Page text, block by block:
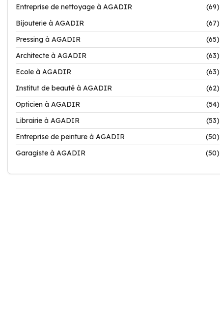
Entreprise de nettoyage à AGADIR
(69)
Bijouterie à AGADIR
(67)
Pressing à AGADIR
(65)
Architecte à AGADIR
(63)
Ecole à AGADIR
(63)
Institut de beauté à AGADIR
(62)
Opticien à AGADIR
(54)
Librairie à AGADIR
(53)
Entreprise de peinture à AGADIR
(50)
Garagiste à AGADIR
(50)